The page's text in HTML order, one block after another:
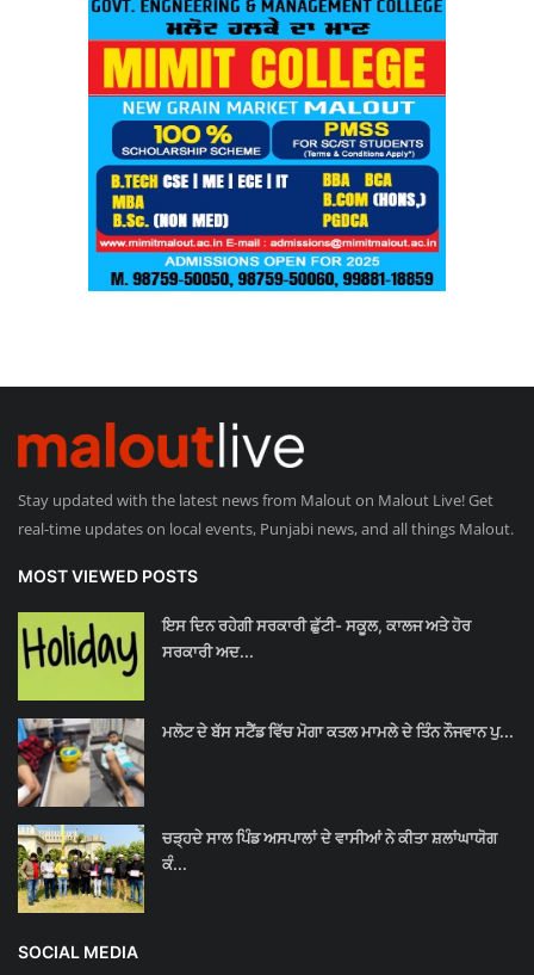
Stay updated with the latest news from Malout on Malout Live! Get
real-time updates on local events, Punjabi news, and all things Malout.
MOST VIEWED POSTS
ਇਸ ਦਿਨ ਰਹੇਗੀ ਸਰਕਾਰੀ ਛੁੱਟੀ- ਸਕੂਲ, ਕਾਲਜ ਅਤੇ ਹੋਰ
ਸਰਕਾਰੀ ਅਦ...
ਮਲੋਟ ਦੇ ਬੱਸ ਸਟੈਂਡ ਵਿੱਚ ਮੋਗਾ ਕਤਲ ਮਾਮਲੇ ਦੇ ਤਿੰਨ ਨੌਜਵਾਨ ਪੁ...
ਚੜ੍ਹਦੇ ਸਾਲ ਪਿੰਡ ਅਸਪਾਲਾਂ ਦੇ ਵਾਸੀਆਂ ਨੇ ਕੀਤਾ ਸ਼ਲਾਂਘਾਯੋਗ
ਕੰ...
SOCIAL MEDIA